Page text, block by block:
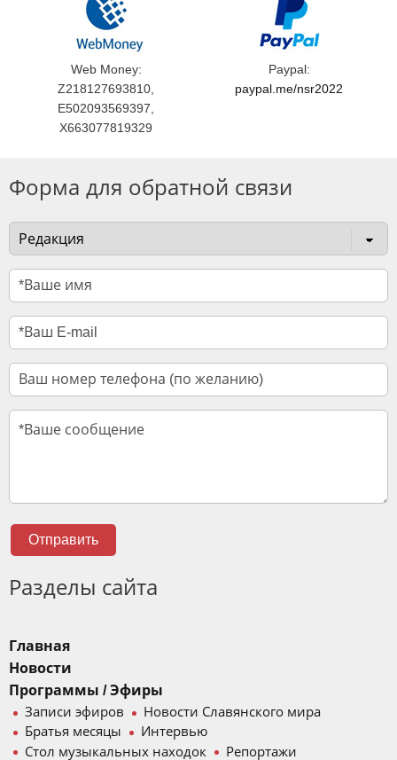
Web Money:
Z218127693810,
E502093569397,
X663077819329
Paypal:
paypal.me/nsr2022
Форма для обратной связи
Отправить
Разделы сайта
Главная
Новости
Программы / Эфиры
Записи эфиров
Новости Славянского мира
Братья месяцы
Интервью
Стол музыкальных находок
Репортажи